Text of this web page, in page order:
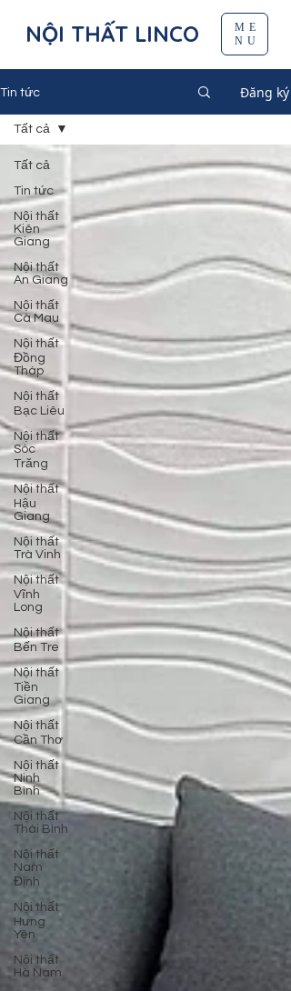
NỘI THẤT LINCO
ME
NU
Tin tức Đăng ký
Tất cả
Tin tức
Nội thất
Kiên
Giang
Nội thất
An Giang
Nội thất
Cà Mau
Nội thất
Đồng
Tháp
Nội thất
Bạc Liêu
Nội thất
Sóc
Trăng
Nội thất
Hậu
Giang
Nội thất
Trà Vinh
Nội thất
Vĩnh
Long
Nội thất
Bến Tre
Nội thất
Tiền
Giang
Nội thất
Cần Thơ
Nội thất
Ninh
Bình
Nội thất
Thái Bình
Nội thất
Nam
Định
Nội thất
Hưng
Yên
Nội thất
Hà Nam
Tất cả